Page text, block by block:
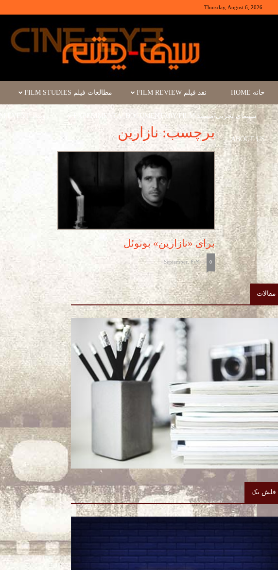
Thursday, August 6, 2026
خانه HOME نقد فیلم FILM REVIEW مطالعات فیلم FILM STUDIES
سینمای تجربی/مستند EXPERIMENTA/ DOCUMENTARY FILM رویداد FILM EVENT
ABOUT US برچسب: نازارین
برای «نازارین» بونوئل
-
September, 2020 0
مقالات
فلش بک